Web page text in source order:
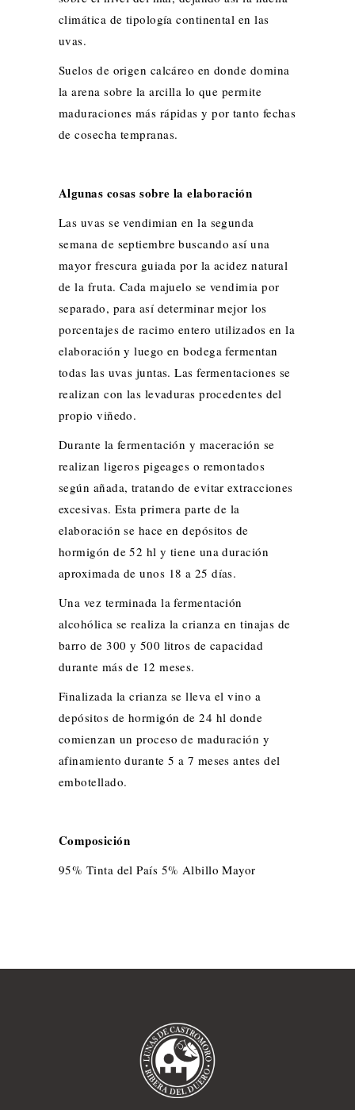
climática de tipología continental en las
uvas.
Suelos de origen calcáreo en donde domina
la arena sobre la arcilla lo que permite
maduraciones más rápidas y por tanto fechas
de cosecha tempranas.
Algunas cosas sobre la elaboración
Las uvas se vendimian en la segunda
semana de septiembre buscando así una
mayor frescura guiada por la acidez natural
de la fruta. Cada majuelo se vendimia por
separado, para así determinar mejor los
porcentajes de racimo entero utilizados en la
elaboración y luego en bodega fermentan
todas las uvas juntas. Las fermentaciones se
realizan con las levaduras procedentes del
propio viñedo.
Durante la fermentación y maceración se
realizan ligeros pigeages o remontados
según añada, tratando de evitar extracciones
excesivas. Esta primera parte de la
elaboración se hace en depósitos de
hormigón de 52 hl y tiene una duración
aproximada de unos 18 a 25 días.
Una vez terminada la fermentación
alcohólica se realiza la crianza en tinajas de
barro de 300 y 500 litros de capacidad
durante más de 12 meses.
Finalizada la crianza se lleva el vino a
depósitos de hormigón de 24 hl donde
comienzan un proceso de maduración y
afinamiento durante 5 a 7 meses antes del
embotellado.
Composición
95% Tinta del País 5% Albillo Mayor